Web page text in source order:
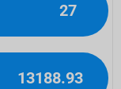
27
13188.93